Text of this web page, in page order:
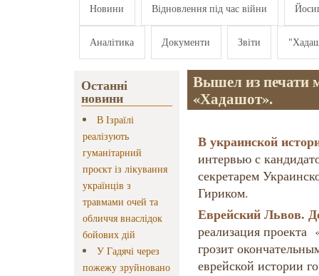
Новини Відновлення під час війни
Аналітика Документи Звіти
Останні
новини
В Ізраїлі
реалізують
гуманітарний
проєкт із лікування
українців з
травмами очей та
обличчя внаслідок
бойових дій
У Гадячі через
пожежу зруйновано
Вышел из печати
«Хадашот».
В украинской
интервью с
секретарем
Гириком.
Еврейский Львов.
реализация проекта
грозит
еврейской истории